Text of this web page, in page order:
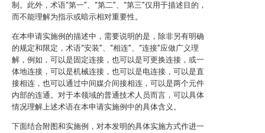
制。此外，术语“第一”、“第二”、“第三”仅用于描述目的，
而不能理解为指示或暗示相对重要性。
在本申请实施例的描述中，需要说明的是，除非另有明确
的规定和限定，术语“安装”、“相连”、“连接”应做广义理
解，例如，可以是固定连接，也可以是可更换连接，或一
体地连接，可以是机械连接，也可以是电连接，可以是直
接相连，也可以通过中间媒介间接相连，可以是两个元件
内部的连通。对于本领域的普通技术人员而言，可以具体
情况理解上述术语在本申请实施例中的具体含义。
下面结合附图和实施例，对本发明的具体实施方式作进一